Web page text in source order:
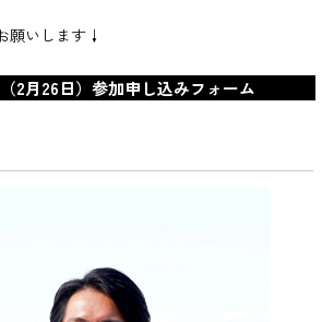
願いします↓
2月26日）参加申し込みフォーム